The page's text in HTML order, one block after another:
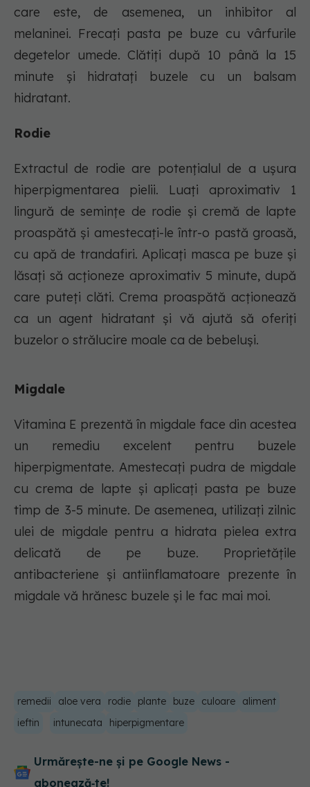
care este, de asemenea, un inhibitor al
melaninei. Frecați pasta pe buze cu vârfurile
degetelor umede. Clătiți după 10 până la 15
minute și hidratați buzele cu un balsam
hidratant.
Rodie
Extractul de rodie are potențialul de a ușura
hiperpigmentarea pielii. Luați aproximativ 1
lingură de semințe de rodie și cremă de lapte
proaspătă și amestecați-le într-o pastă groasă,
cu apă de trandafiri. Aplicați masca pe buze și
lăsați să acționeze aproximativ 5 minute, după
care puteți clăti. Crema proaspătă acționează
ca un agent hidratant și vă ajută să oferiți
buzelor o strălucire moale ca de bebeluși.
Migdale
Vitamina E prezentă în migdale face din acestea
un remediu excelent pentru buzele
hiperpigmentate. Amestecați pudra de migdale
cu crema de lapte și aplicați pasta pe buze
timp de 3-5 minute. De asemenea, utilizați zilnic
ulei de migdale pentru a hidrata pielea extra
delicată de pe buze. Proprietățile
antibacteriene și antiinflamatoare prezente în
migdale vă hrănesc buzele și le fac mai moi.
remedii aloe vera rodie plante buze culoare
aliment
ieftin
intunecata hiperpigmentare
Urmărește-ne și pe Google News -
abonează‑te!